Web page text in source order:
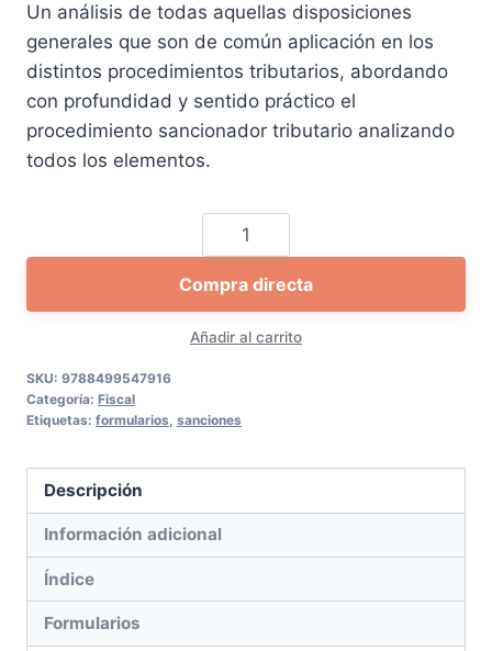
era:
62,40 €.
es:
59,28 €.
Un análisis de todas aquellas disposiciones
generales que son de común aplicación en los
distintos procedimientos tributarios, abordando
con profundidad y sentido práctico el
procedimiento sancionador tributario analizando
todos los elementos.
Guía
práctica
de
infracciones
y
Añadir al carrito
Compra directa
SKU: 9788499547916
Categoría: Fiscal
Etiquetas: formularios, sanciones
Descripción
Información adicional
Índice
Formularios